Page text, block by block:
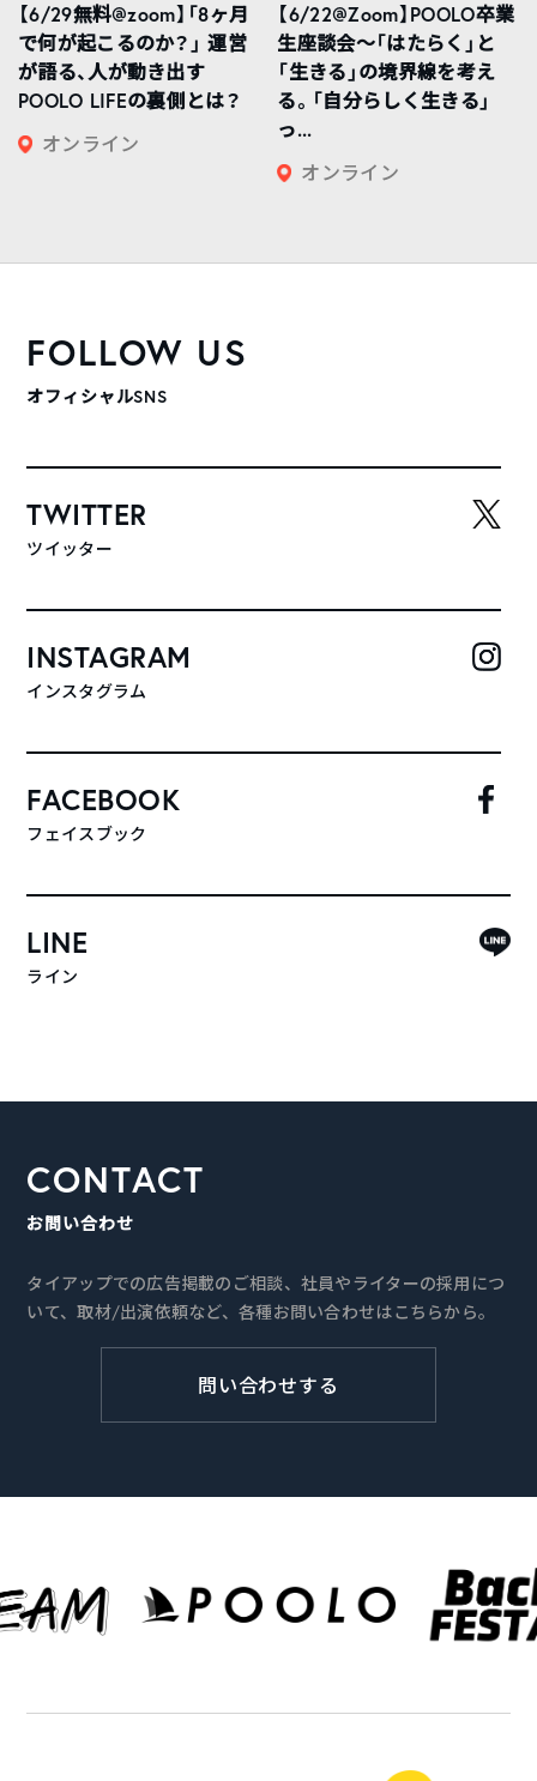
【6/29無料@zoom】「8ヶ月
で何が起こるのか？」 運営
が語る、人が動き出す
POOLO LIFEの裏側とは？
オンライン
【6/22@Zoom】POOLO卒業
生座談会〜「はたらく」と
「生きる」の境界線を考え
る。「自分らしく生きる」
っ...
オンライン
FOLLOW US
オフィシャルSNS
TWITTER
ツイッター
INSTAGRAM
インスタグラム
FACEBOOK
フェイスブック
LINE
ライン
CONTACT
お問い合わせ
タイアップでの広告掲載のご相談、社員やライターの採用につ
いて、取材/出演依頼など、各種お問い合わせはこちらから。
問い合わせする